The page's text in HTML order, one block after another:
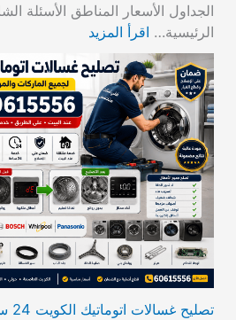
الجداول الأسعار المناطق الأسئلة
الرئيسية… اقرأ المزيد